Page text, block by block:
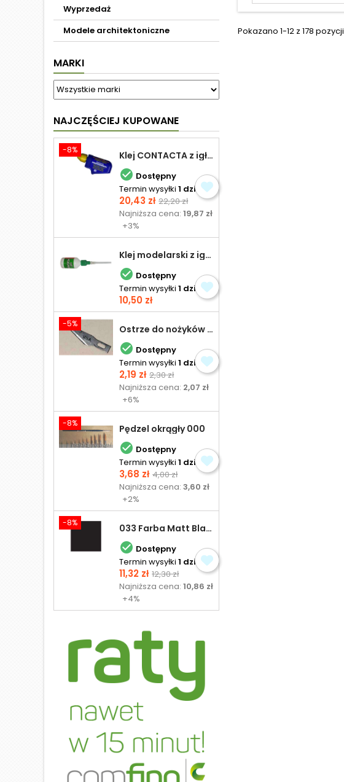
Wyprzedaż
Modele architektoniczne
MARKI
NAJCZĘŚCIEJ KUPOWANE
-8% Klej CONTACTA z igłą do plastiku 25,0 g
 Dostępny
Termin wysyłki 1 dzień
Cena
20,43 zł Cena
podstawowa
22,20 zł
Najniższa cena:19,87 zł
+3%
Klej modelarski z igłą 30 ml
 Dostępny
Termin wysyłki 1 dzień
Cena
10,50 zł
-5% Ostrze do nożyków Excel
 Dostępny
Termin wysyłki 1 dzień
Cena
2,19 zł Cena
podstawowa
2,30 zł
Najniższa cena: 2,07 zł
+6%
-8% Pędzel okrągły 000
 Dostępny
Termin wysyłki 1 dzień
Cena
3,68 zł Cena
podstawowa
4,00 zł
Najniższa cena:3,60 zł
+2%
-8% 033 Farba Matt Black - olejna
 Dostępny
Termin wysyłki 1 dzień
Cena
11,32 zł Cena
podstawowa
12,30 zł
Najniższa cena:10,86 zł
+4%
Pokazano 1-12 z 178 pozycji